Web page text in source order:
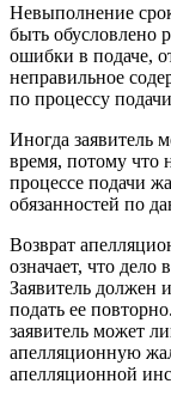
Невыполнение
быть обусловлено
ошибки в подаче,
неправильное
по процессу
Иногда заявитель
время, потому что
процессе подачи
обязанностей по
Возврат
означает, что дело
Заявитель должен
подать ее
заявитель может
апелляционную
апелляционной